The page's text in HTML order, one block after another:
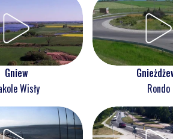
Gniew
Wisły
Rondo